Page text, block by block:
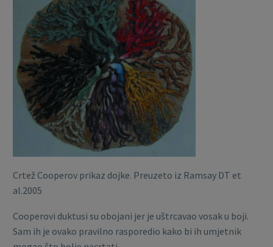
Crtež Cooperov prikaz dojke. Preuzeto iz Ramsay DT et
al.2005
Cooperovi duktusi su obojani jer je uštrcavao vosak u boji.
Sam ih je ovako pravilno rasporedio kako bi ih umjetnik